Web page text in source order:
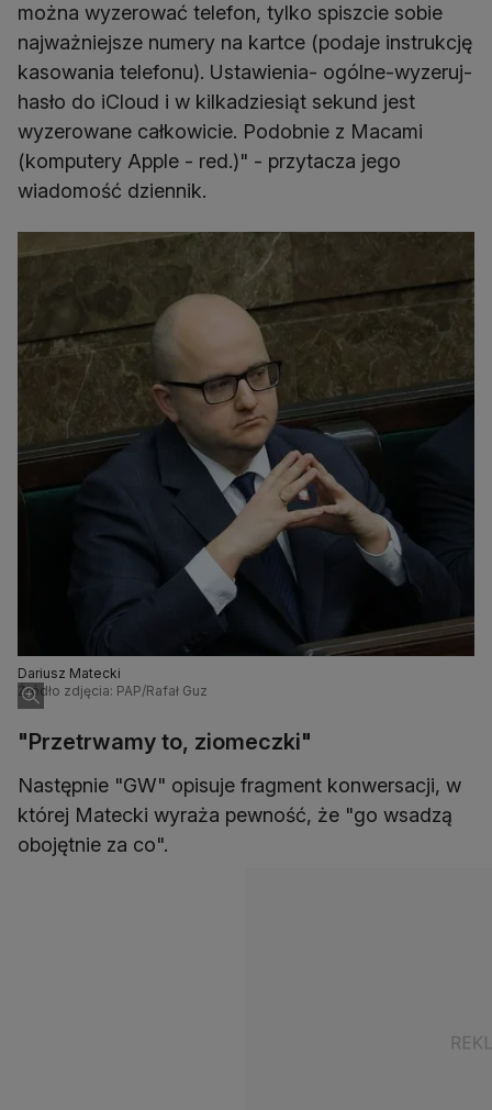
można wyzerować telefon, tylko spiszcie sobie
najważniejsze numery na kartce (podaje instrukcję
kasowania telefonu). Ustawienia- ogólne-wyzeruj-
hasło do iCloud i w kilkadziesiąt sekund jest
wyzerowane całkowicie. Podobnie z Macami
(komputery Apple - red.)" - przytacza jego
wiadomość dziennik.
Dariusz Matecki
Źródło zdjęcia: PAP/Rafał Guz
"Przetrwamy to, ziomeczki"
Następnie "GW" opisuje fragment konwersacji, w
której Matecki wyraża pewność, że "go wsadzą
obojętnie za co".